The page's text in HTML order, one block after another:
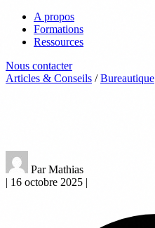
A propos
Formations
Ressources
Nous contacter
Articles & Conseils / Bureautique
Par Mathias
| 16 octobre 2025 |